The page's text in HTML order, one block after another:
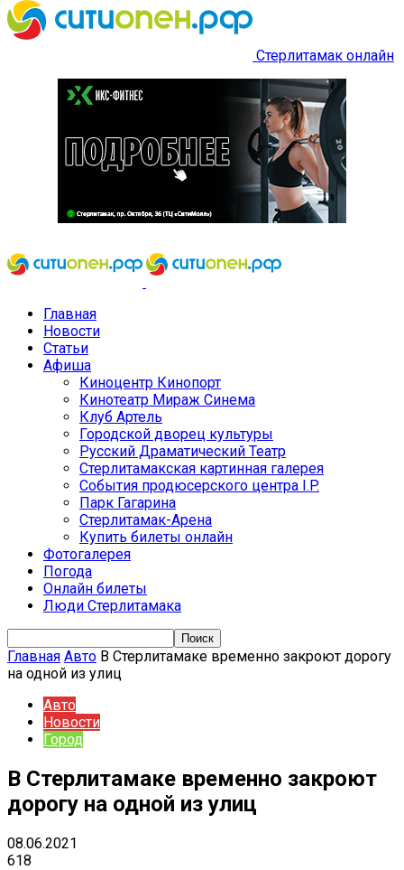
Стерлитамак онлайн
Главная
Новости
Статьи
Афиша
Киноцентр Кинопорт
Кинотеатр Мираж Синема
Клуб Артель
Городской дворец культуры
Русский Драматический Театр
Стерлитамакская картинная галерея
События продюсерского центра I.P.
Парк Гагарина
Стерлитамак-Арена
Купить билеты онлайн
Фотогалерея
Погода
Онлайн билеты
Люди Стерлитамака
Главная Авто В Стерлитамаке временно закроют дорогу
на одной из улиц
Авто
Новости
Город
В Стерлитамаке временно закроют
дорогу на одной из улиц
08.06.2021
618